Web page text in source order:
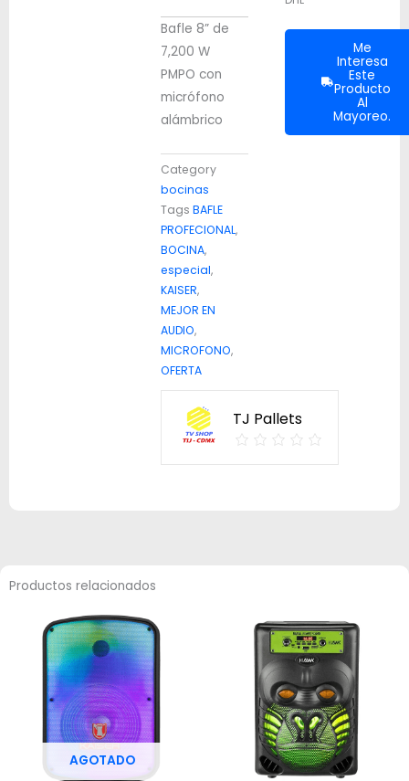
Bafle 8” de
7,200 W
PMPO con
micrófono
alámbrico
Category
bocinas
Tags BAFLE
PROFECIONAL,
BOCINA,
especial,
KAISER,
MEJOR EN
AUDIO,
MICROFONO,
OFERTA
TJ Pallets
Me
Interesa
Este
Producto
Al
Mayoreo.
Productos relacionados
AGOTADO